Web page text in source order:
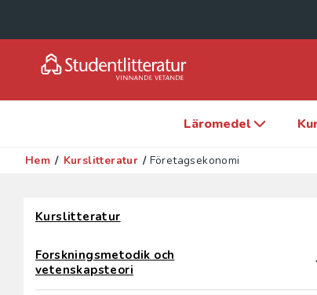
Läromedel
Hem / Kurslitteratur / Företagsekonomi
Kurslitteratur
Forskningsmetodik och
vetenskapsteori